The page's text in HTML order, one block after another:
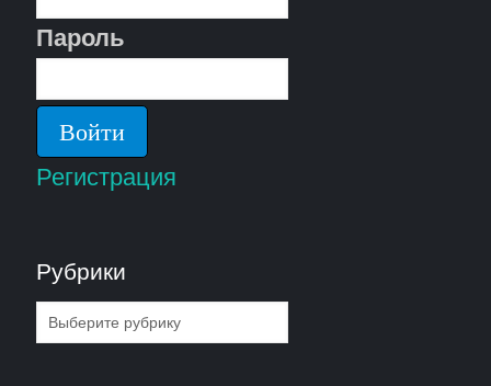
Пароль
Регистрация
Рубрики
Рубрики